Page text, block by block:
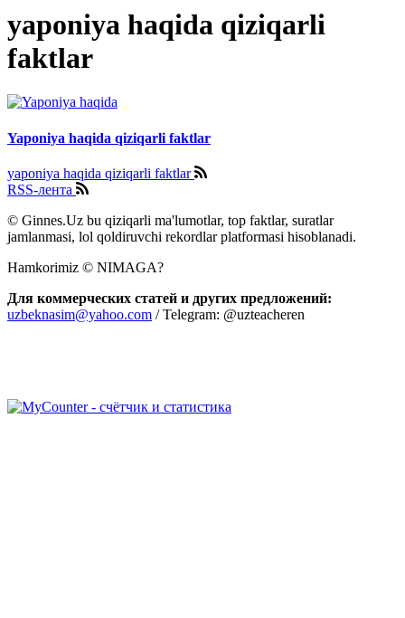
yaponiya haqida qiziqarli
faktlar
Yaponiya haqida qiziqarli faktlar
yaponiya haqida qiziqarli faktlar
RSS-лента
© Ginnes.Uz bu qiziqarli ma'lumotlar, top faktlar, suratlar
jamlanmasi, lol qoldiruvchi rekordlar platformasi hisoblanadi.
Hamkorimiz © NIMAGA?
Для коммерческих статей и других предложений:
uzbeknasim@yahoo.com / Telegram: @uzteacheren